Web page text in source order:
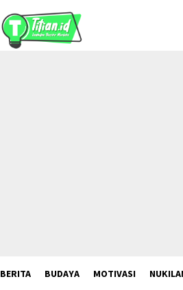
BERITA BUDAYA MOTIVASI